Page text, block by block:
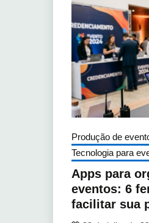
Produção de
Tecnologia para
Apps para
eventos: 6
facilitar sua